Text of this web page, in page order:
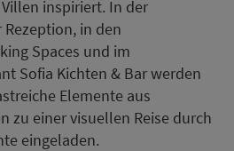
inspiriert. In der
in den
Spaces und im
Sofia Kichten & Bar werden
Elemente aus
zu einer visuellen Reise durch
eingeladen.